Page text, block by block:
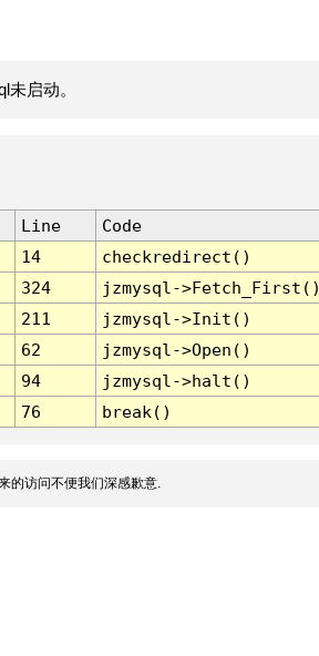
启动。
Line
Code
14
checkredirect()
324
jzmysql-
211
jzmysql->Init()
62
jzmysql->Open()
94
jzmysql->halt()
76 break()
的访问不便我们深感歉意.